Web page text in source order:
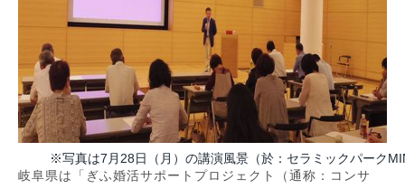
※写真は7月28日（月）の講演風景（於：セラミックパーク
岐阜県は「ぎふ婚活サポートプロジェクト（通称：コンサ